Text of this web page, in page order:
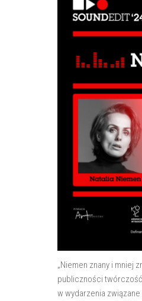
„Niemen znany i mniej
publiczności
w wydarzenia